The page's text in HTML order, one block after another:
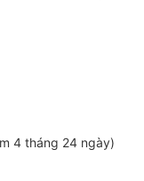
4 tháng 24 ngày)